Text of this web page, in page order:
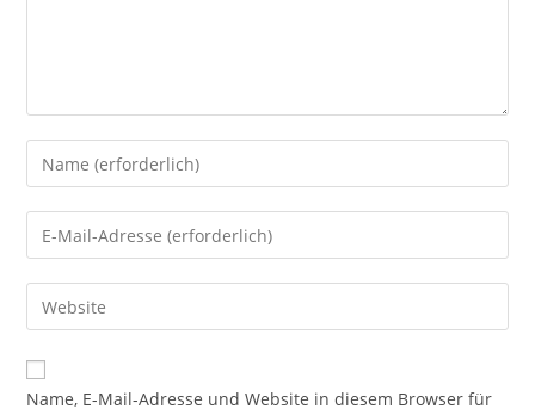
Gib
deinen
Namen
oder
zum
Kommentieren
ein
Gib
deine
E-
Mail-
zum
Kommentieren
Gib
deine
Website-
URL
Name, E-Mail-Adresse und Website in diesem Browser für